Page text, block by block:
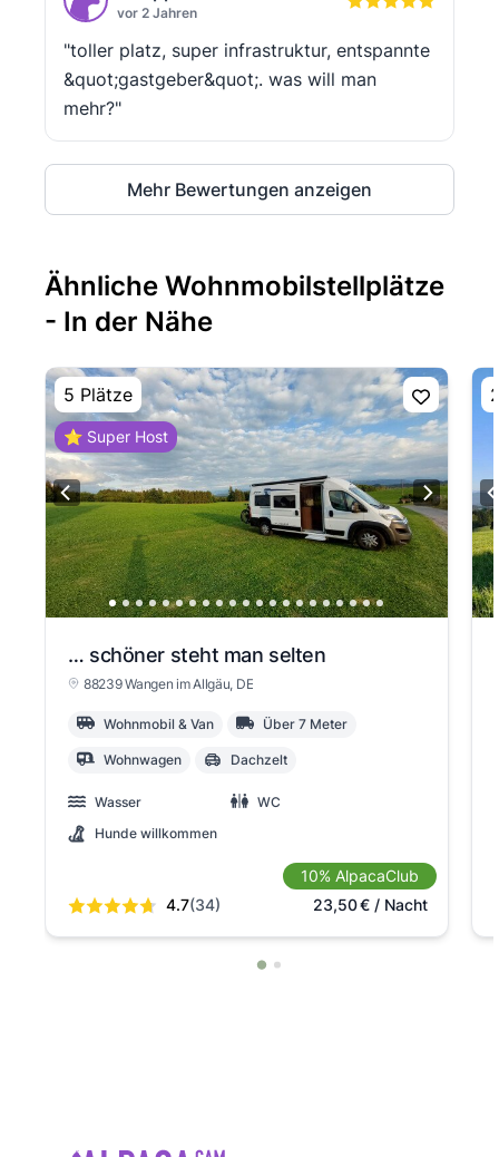
vor 2 Jahren
"toller platz, super infrastruktur, entspannte
&quot;gastgeber&quot;. was will man
mehr?"
Mehr Bewertungen anzeigen
Ähnliche Wohnmobilstellplätze
- In der Nähe
5 Plätze
⭐ Super Host
… schöner steht man selten
88239 Wangen im Allgäu, DE
Wohnmobil & Van Über 7 Meter
Wohnwagen Dachzelt
Wasser
WC
Hunde willkommen
4.7(34)
10% AlpacaClub
23,50€/ Nacht